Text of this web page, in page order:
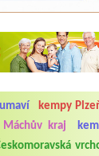
kempy
kraj
1.8. 2026. Kemp
doplněný
V